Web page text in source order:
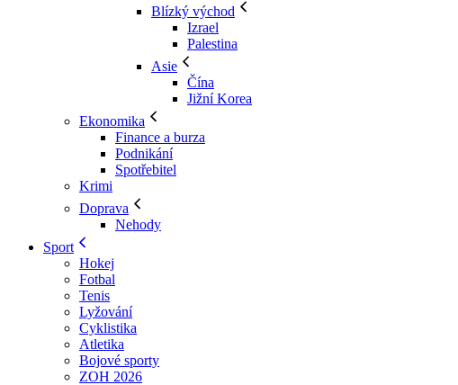
Blízký východ
Izrael
Palestina
Asie
Čína
Jižní Korea
Ekonomika
Finance a burza
Podnikání
Spotřebitel
Krimi
Doprava
Nehody
Sport
Hokej
Fotbal
Tenis
Lyžování
Cyklistika
Atletika
Bojové sporty
ZOH 2026